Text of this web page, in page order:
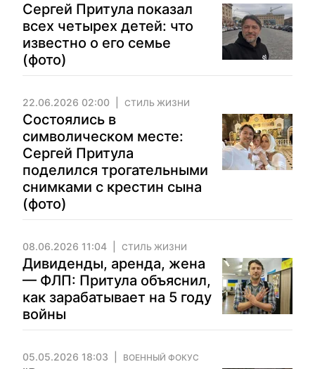
Сергей Притула показал
всех четырех детей: что
известно о его семье
(фото)
22.06.2026 02:00 СТИЛЬ ЖИЗНИ
Состоялись в
символическом месте:
Сергей Притула
поделился трогательными
снимками с крестин сына
(фото)
08.06.2026 11:04 СТИЛЬ ЖИЗНИ
Дивиденды, аренда, жена
— ФЛП: Притула объяснил,
как зарабатывает на 5 году
войны
05.05.2026 18:03 ВОЕННЫЙ ФОКУС